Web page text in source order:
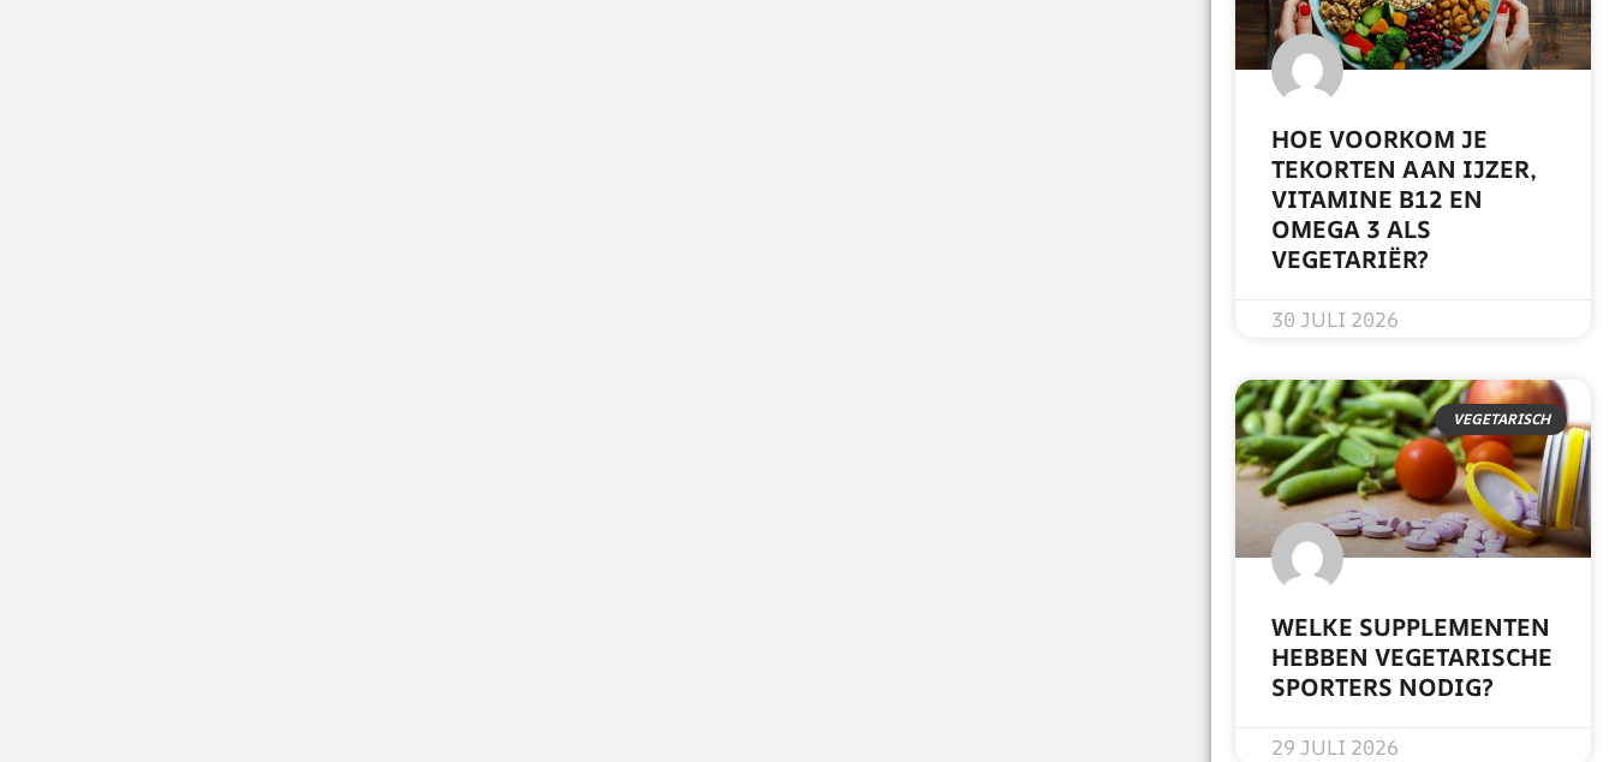
HOE VOORKOM JE
TEKORTEN AAN IJZER,
VITAMINE B12 EN
OMEGA 3 ALS
VEGETARIËR?
30 JULI 2026
VEGETARISCH
WELKE SUPPLEMENTEN
HEBBEN VEGETARISCHE
SPORTERS NODIG?
29 JULI 2026